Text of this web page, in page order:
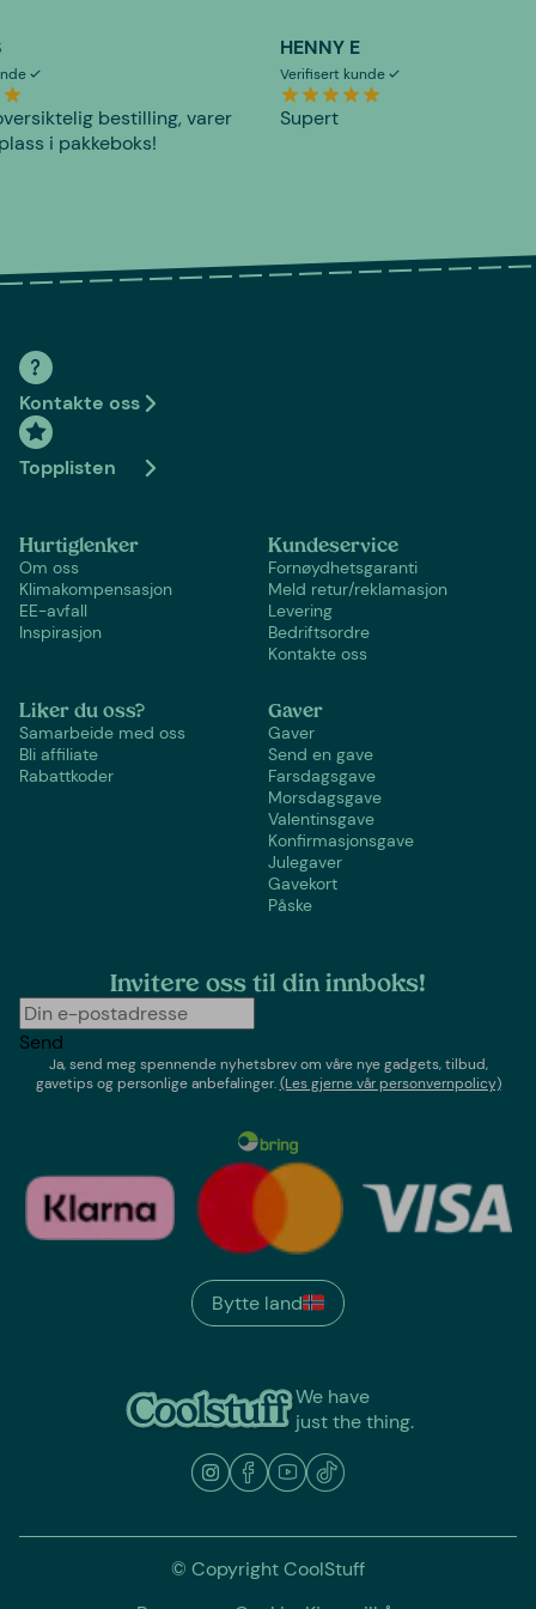
bestilling, varer
i pakkeboks!
HENNY E
Verifisert kunde
Supert
Kontakte oss
Topplisten
Hurtiglenker
Om oss
Klimakompensasjon
EE-avfall
Inspirasjon
Kundeservice
Fornøydhetsgaranti
Meld retur/reklamasjon
Levering
Bedriftsordre
Kontakte oss
Liker du oss?
Samarbeide med oss
Bli affiliate
Rabattkoder
Gaver
Gaver
Send en gave
Farsdagsgave
Morsdagsgave
Valentinsgave
Konfirmasjonsgave
Julegaver
Gavekort
Påske
Invitere oss til din innboks!
Send
Ja, send meg spennende nyhetsbrev om våre nye gadgets, tilbud,
gavetips og personlige anbefalinger.(Les gjerne vår personvernpolicy)
We have
just the thing.
Bytte land
© Copyright CoolStuff